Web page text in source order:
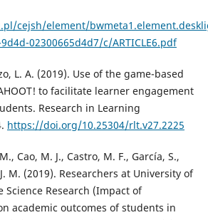
cejsh/element/
02300665d4d7/c/ARTICLE6.pdf
L. A. (2019). Use of the game-based
to facilitate learner engagement
Research in Learning
https://doi.org/10.25304/rlt.v27.2225
Cao, M. J., Castro, M. F., García, S.,
M. (2019). Researchers at University of
Science Research (Impact of
academic outcomes of students in